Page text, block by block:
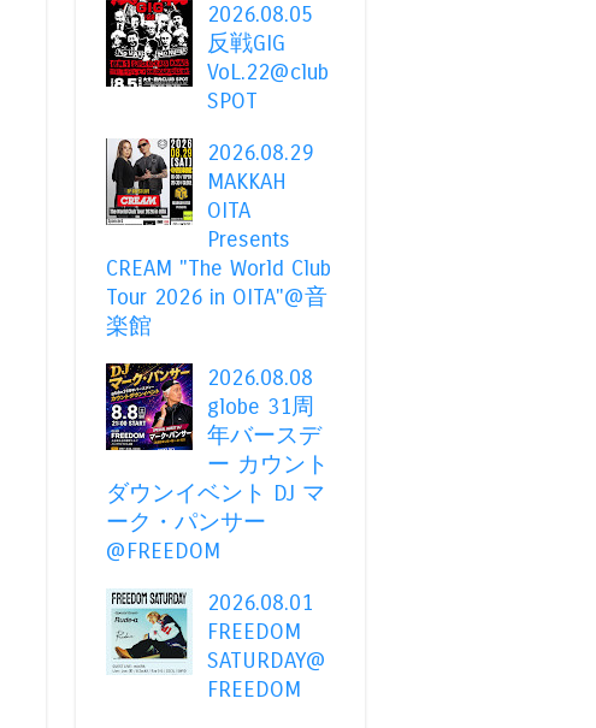
2026.08.05
反戦GIG
VoL.22@club
SPOT
2026.08.29
MAKKAH
OITA
Presents
CREAM "The World Club
Tour 2026 in OITA"@音
楽館
2026.08.08
globe 31周
年バースデ
ー カウント
ダウンイベント DJ マ
ーク・パンサー
@FREEDOM
2026.08.01
FREEDOM
SATURDAY@
FREEDOM